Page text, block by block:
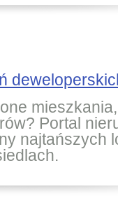
Portal
najtańszych